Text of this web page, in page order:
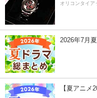
オリコンタイア
2026年7月
【夏アニメ